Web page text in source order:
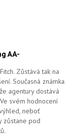
AA-
Zůstává tak na
Současná známka
agentury dostává
svém hodnocení
neboť
zůstane pod